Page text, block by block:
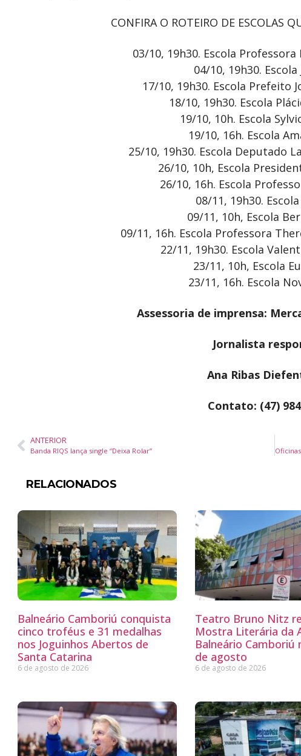
CONFIRA O ROTEIRO DE ESCOLAS
03/10, 19h30. Escola
04/10, 19h30. Escola
17/10, 19h30. Escola Prefeito
18/10, 19h30. Escola
19/10, 10h. Escola
19/10, 16h. Escola
25/10, 19h30. Escola Deputado
26/10, 10h, Escola
26/10, 16h. Escola
08/11, 19h30.
09/11, 10h, Escola
09/11, 16h. Escola Professora
22/11, 19h30. Escola
23/11, 10h, Escola
23/11, 16h. Escola
Assessoria de imprensa:
Jornalista
Ana Ribas
Contato: (47)
ANTERIOR
Banda RIQS lança single “Deixa Rolar”
RELACIONADOS
Balneário Camboriú conquista
cinco troféus e 31 medalhas
nos Joguinhos Abertos de
Santa Catarina
6 de agosto de 2026
Teatro Bruno Nitz
Mostra Literária da
Balneário Camboriú
de agosto
6 de agosto de 2026